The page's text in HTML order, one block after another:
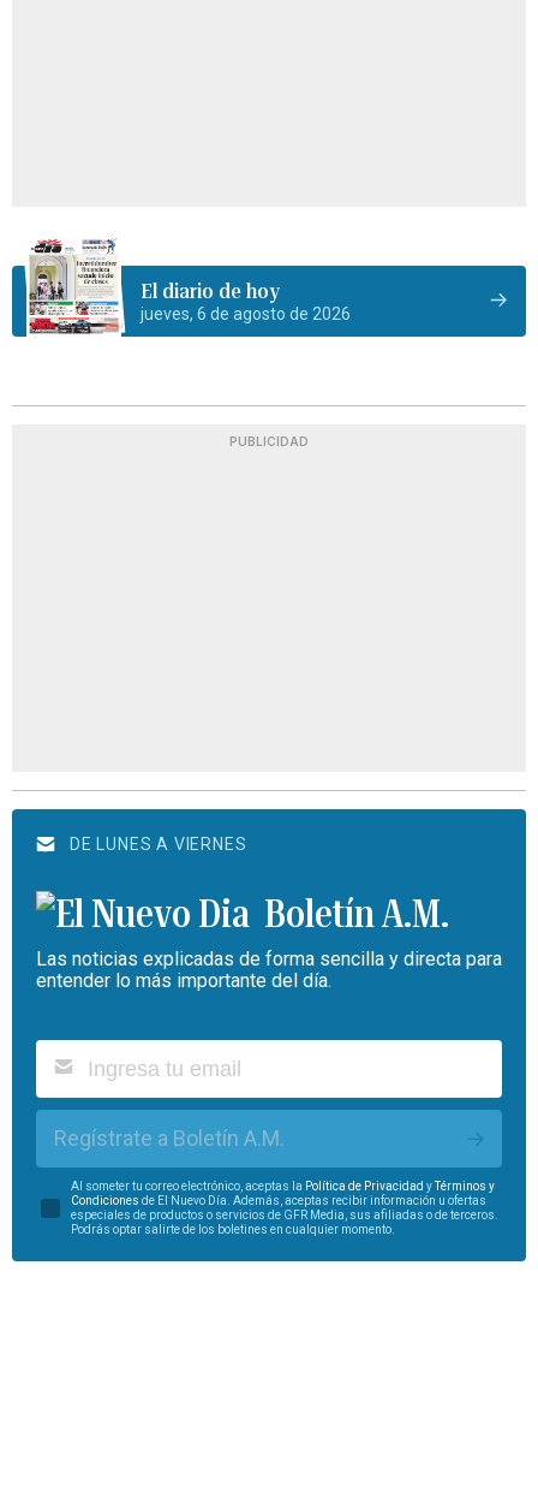
El diario de hoy
jueves, 6 de agosto de 2026
PUBLICIDAD
DE LUNES A VIERNES
Boletín A.M.
Las noticias explicadas de forma sencilla y directa para
entender lo más importante del día.
Regístrate a Boletín A.M.
Al someter tu correo electrónico, aceptas la Política de Privacidad yTérminos y
Condiciones de El Nuevo Día. Además, aceptas recibir información u ofertas
especiales de productos o servicios de GFR Media, sus afiliadas o de terceros.
Podrás optar salirte de los boletines en cualquier momento.